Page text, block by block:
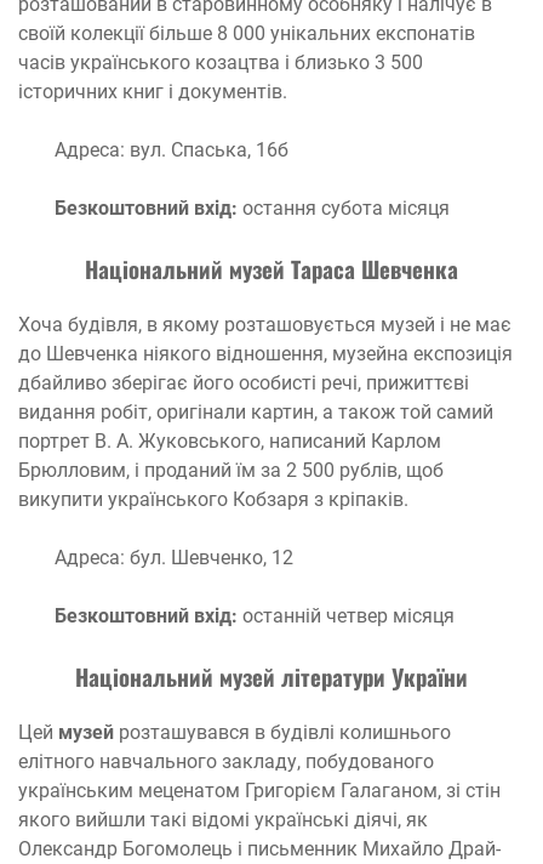
своїй колекції більше 8 000 унікальних експонатів
часів українського козацтва і близько 3 500
історичних книг і документів.
Адреса: вул. Спаська, 16б
Безкоштовний вхід: остання субота місяця
Національний музей Тараса Шевченка
Хоча будівля, в якому розташовується музей і не має
до Шевченка ніякого відношення, музейна експозиція
дбайливо зберігає його особисті речі, прижиттєві
видання робіт, оригінали картин, а також той самий
портрет В. А. Жуковського, написаний Карлом
Брюлловим, і проданий їм за 2 500 рублів, щоб
викупити українського Кобзаря з кріпаків.
Адреса: бул. Шевченко, 12
Безкоштовний вхід: останній четвер місяця
Національний музей літератури України
Цей музей розташувався в будівлі колишнього
елітного навчального закладу, побудованого
українським меценатом Григорієм Галаганом, зі стін
якого вийшли такі відомі українські діячі, як
Олександр Богомолець і письменник Михайло Драй-